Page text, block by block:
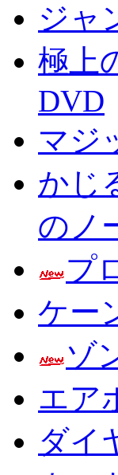
ジャ
極上
DVD
マジ
かじ
のノ
プ
ケー
ゾ
エア
ダイ